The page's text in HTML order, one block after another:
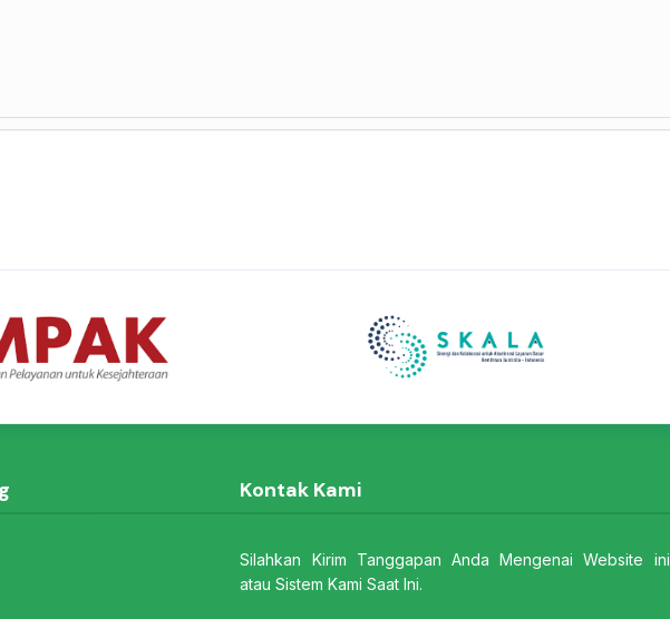
Kontak Kami
Silahkan Kirim Tanggapan Anda Mengenai Website ini
atau Sistem Kami Saat Ini.